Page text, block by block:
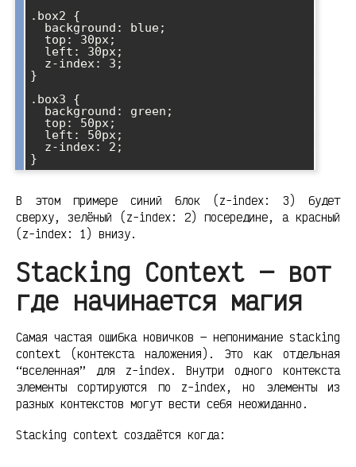
.box2 {
}
.box3 {
В этом примере синий блок (z-index: 3) будет
сверху, зелёный (z-index: 2) посередине, а красный
(z-index: 1) внизу.
Stacking Context — вот
где начинается магия
Самая частая ошибка новичков — непонимание stacking
context (контекста наложения). Это как отдельная
“вселенная” для z-index. Внутри одного контекста
элементы сортируются по z-index, но элементы из
разных контекстов могут вести себя неожиданно.
Stacking context создаётся когда: